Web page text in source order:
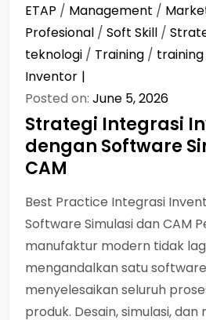
ETAP / Management /
Profesional / Soft Skill /
teknologi / Training /
Inventor
Posted on: June 5, 2026
Strategi Integrasi
dengan Software
CAM
Best Practice Integrasi
Software Simulasi dan CAM
manufaktur modern tidak
mengandalkan satu
menyelesaikan seluruh
produk. Desain, simulasi,